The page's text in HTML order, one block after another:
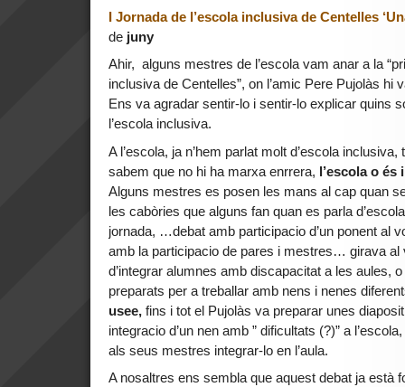
I Jornada de l’escola inclusiva de Centelles
de juny
Ahir, alguns mestres de l’escola vam anar a la
inclusiva de Centelles”, on l’amic Pere Pujolàs hi
Ens va agradar sentir-lo i sentir-lo explicar quins
l’escola inclusiva.
A l’escola, ja n’hem parlat molt d’escola
sabem que no hi ha marxa enrrera, l’escola o és
Alguns mestres es posen les mans al cap quan
les cabòries que alguns fan quan es parla
jornada, …debat amb participacio d’un ponent al
amb la participacio de pares i mestres… girava al
d’integrar alumnes amb discapacitat a les aules,
preparats per a treballar amb nens i nenes
usee, fins i tot el Pujolàs va preparar unes
integracio d’un nen amb ” dificultats (?)” a
als seus mestres integrar-lo en l’aula.
A nosaltres ens sembla que aquest debat ja està